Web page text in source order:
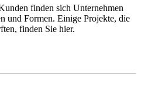
finden sich Unternehmen
und Formen. Einige Projekte, die
finden Sie hier.